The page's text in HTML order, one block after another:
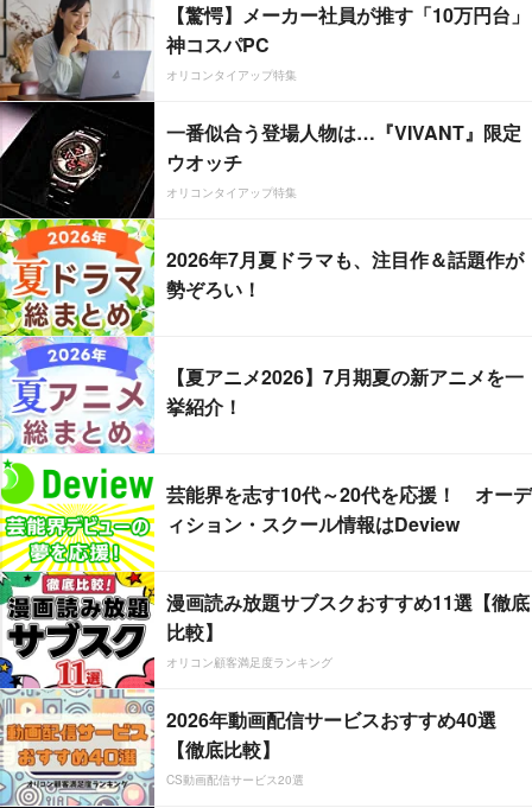
【驚愕】メーカー社員が推す「10万円台」
神コスパPC
オリコンタイアップ特集
一番似合う登場人物は…『VIVANT』限定
ウオッチ
オリコンタイアップ特集
2026年7月夏ドラマも、注目作＆話題作が
勢ぞろい！
【夏アニメ2026】7月期夏の新アニメを一
挙紹介！
芸能界を志す10代～20代を応援！ オーデ
ィション・スクール情報はDeview
漫画読み放題サブスクおすすめ11選【徹底
比較】
オリコン顧客満足度ランキング
2026年動画配信サービスおすすめ40選
【徹底比較】
CS動画配信サービス20選